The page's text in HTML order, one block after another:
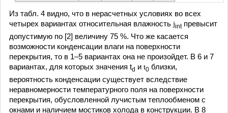
Из табл. 4 видно, что в нерасчетных условиях во всех
четырех вариантах относительная влажность jintпревысит
допустимую по [2] величину 75 %. Что же касается
возможности конденсации влаги на поверхности
перекрытия, то в 1–5 вариантах она не произойдет. В 6 и 7
вариантах, для которых значения td и t0 близки,
вероятность конденсации существует вследствие
неравномерности температурного поля на поверхности
перекрытия, обусловленной лучистым теплообменом с
окнами и наличием мостиков холода в конструкции. В 8